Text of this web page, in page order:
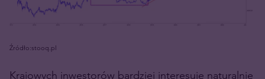
Źródło:stooq.pl
Krajowych inwestorów bardziej interesuje naturalnie